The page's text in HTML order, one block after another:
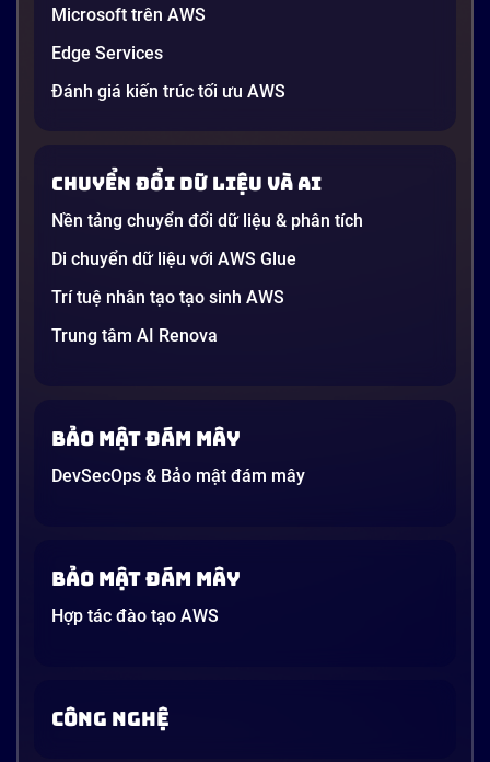
Generative AI là gì? Giải thích đơn giản
và ứng dụng cho doanh nghiệp Việt
Nam 2026
Gần đây, bạn có thể nghe đến thuật ngữ “Generative
startup công nghệ. Vấn đề là phần lớn lời giải thích
dường như chỉ được viết cho kỹ sư, không phải cho
người […]
21 phút
Microsoft trên AWS
Edge Services
Đánh giá kiến trúc tối ưu AWS
Chuyển đổi dữ liệu và AI
Nền tảng chuyển đổi dữ liệu & phân tích
Di chuyển dữ liệu với AWS Glue
Trí tuệ nhân tạo tạo sinh AWS
Trung tâm AI Renova
Bảo mật đám mây
DevSecOps & Bảo mật đám mây
Bảo mật đám mây
Hợp tác đào tạo AWS
CÔNG NGHỆ